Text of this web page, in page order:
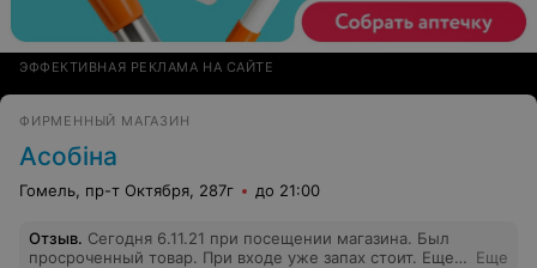
ЭФФЕКТИВНАЯ РЕКЛАМА НА САЙТЕ
ФИРМЕННЫЙ МАГАЗИН
Асобiна
Гомель, пр-т Октября, 287г до 21:00
Отзыв. Сегодня 6.11.21 при посещении магазина. Был
просроченный товар. При входе уже запах стоит. Еще
Еще